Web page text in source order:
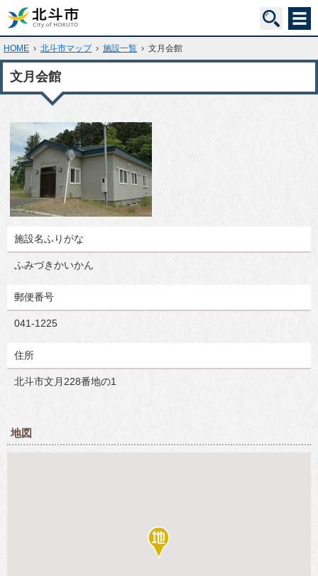
HOME › 北斗市マップ › 施設一覧 › 文月会館
文月会館
施設名ふりがな
ふみづきかいかん
郵便番号
041-1225
住所
北斗市文月228番地の1
地図